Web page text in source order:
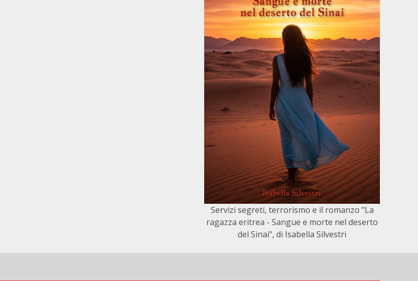
Servizi segreti, terrorismo e il romanzo "La
ragazza eritrea - Sangue e morte nel deserto
del Sinai", di Isabella Silvestri